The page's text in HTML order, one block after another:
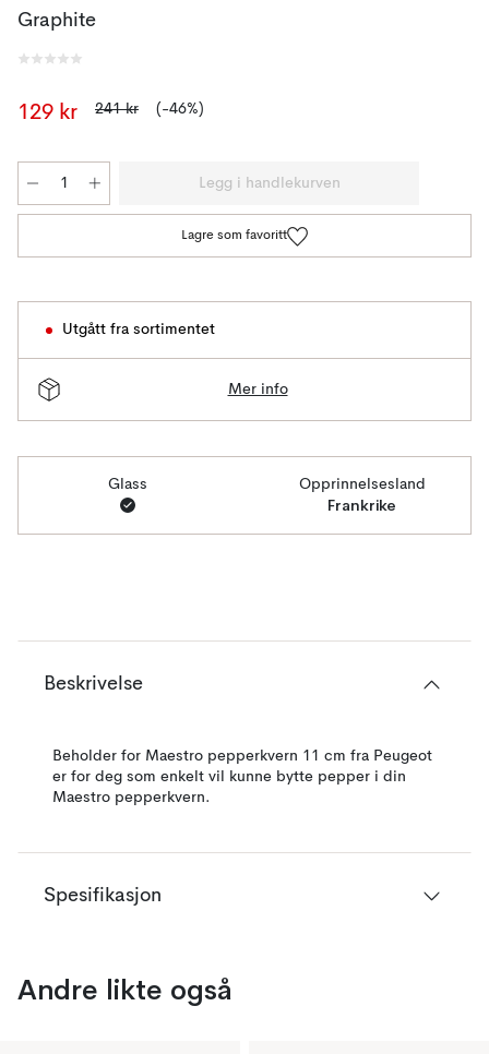
Graphite
129 kr 241 kr (-46%)
Legg i handlekurven
Lagre som favoritt
Utgått fra sortimentet
Mer info
Glass Opprinnelsesland
Frankrike
Beskrivelse
Beholder for Maestro pepperkvern 11 cm fra Peugeot
er for deg som enkelt vil kunne bytte pepper i din
Maestro pepperkvern.
Spesifikasjon
Andre likte også